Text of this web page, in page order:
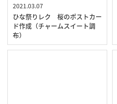
2021.03.07
ひな祭りレク 桜のポストカー
ド作成（チャームスイート調
布）